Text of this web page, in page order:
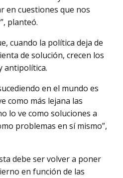
en cuestiones que nos
planteó.
cuando la política deja de
de solución, crecen los
antipolítica.
en el mundo es
como más lejana las
lo ve como soluciones a
problemas en sí mismo”,
debe ser volver a poner
en función de las